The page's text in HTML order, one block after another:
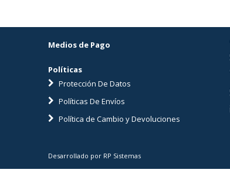
Medios de Pago
Políticas
Protección De Datos
Políticas De Envíos
Política de Cambio y Devoluciones
Desarrollado por RP Sistemas